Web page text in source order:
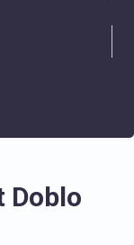
Doblo